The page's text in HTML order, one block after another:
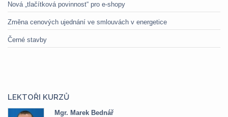
Nová „tlačítková povinnost“ pro e-shopy
Změna cenových ujednání ve smlouvách v energetice
Černé stavby
LEKTOŘI KURZŮ
Mgr. Marek Bednář